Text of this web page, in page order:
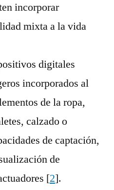
incorporar
mixta a la vida
digitales
incorporados al
de la ropa,
calzado o
de captación,
de
[2].